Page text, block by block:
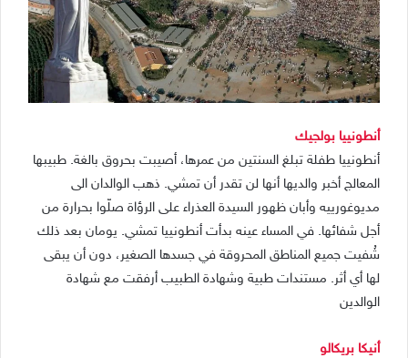
أنطونييا بولجيك
أنطونييا طفلة تبلغ السنتين من عمرها، أصيبت بحروق بالغة. طبيبها
المعالج أخبر والديها أنها لن تقدر أن تمشي. ذهب الوالدان الى
مديوغورييه وأبان ظهور السيدة العذراء على الرؤاة صلّوا بحرارة من
أجل شفائها. في المساء عينه بدأت أنطونييا تمشي. يومان بعد ذلك
شُفيت جميع المناطق المحروقة في جسدها الصغير، دون أن يبقى
لها أي أثر. مستندات طبية وشهادة الطبيب أرفقت مع شهادة
الوالدين
أنيكا بريكالو